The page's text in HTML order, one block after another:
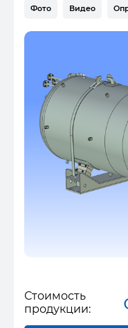
Фото Видео
Стоимость
продукции: